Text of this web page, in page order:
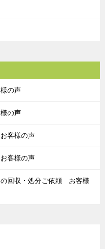
の声
の声
客様の声
客様の声
回収・処分ご依頼 お客様